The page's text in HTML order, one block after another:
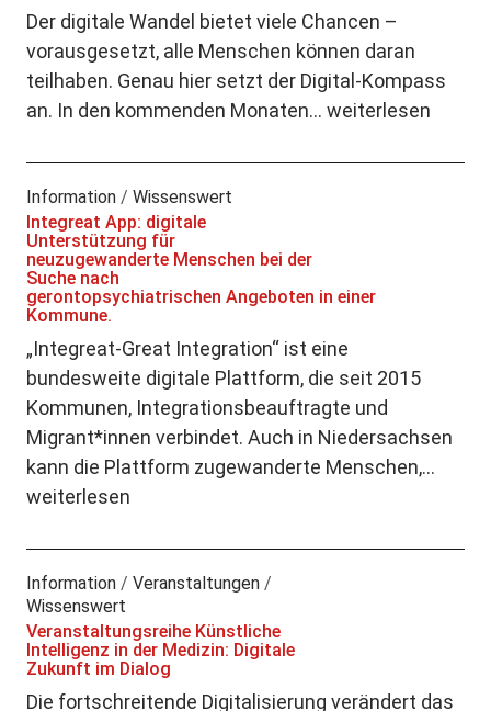
Der digitale Wandel bietet viele Chancen –
vorausgesetzt, alle Menschen können daran
teilhaben. Genau hier setzt der Digital-Kompass
an. In den kommenden Monaten… weiterlesen
Information/ Wissenswert
Integreat App: digitale
Unterstützung für
neuzugewanderte Menschen bei der
Suche nach
gerontopsychiatrischen Angeboten in einer
Kommune.
„Integreat-Great Integration“ ist eine
bundesweite digitale Plattform, die seit 2015
Kommunen, Integrationsbeauftragte und
Migrant*innen verbindet. Auch in Niedersachsen
kann die Plattform zugewanderte Menschen,…
weiterlesen
Information/ Veranstaltungen/
Wissenswert
Veranstaltungsreihe Künstliche
Intelligenz in der Medizin: Digitale
Zukunft im Dialog
Die fortschreitende Digitalisierung verändert das